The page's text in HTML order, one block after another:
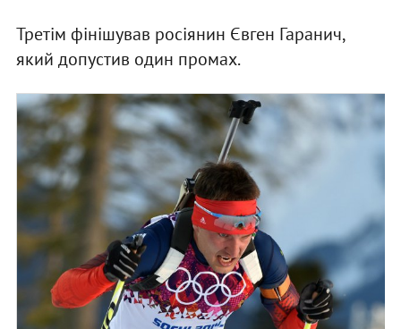
Третім фінішував росіянин Євген Гаранич,
який допустив один промах.